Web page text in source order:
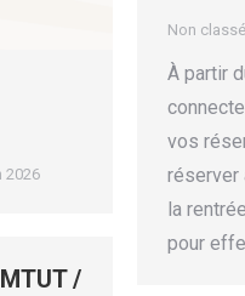
Non classé
À partir
vos
réserver
la
pour
2026
/